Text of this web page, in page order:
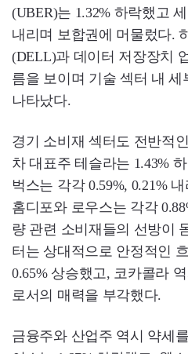
(UBER)는 1.32% 하락했고
내리며 보합권에 머물렀다.
(DELL)과 데이터 저장장치
름을 보이며 기술 섹터 내
나타났다.
경기 소비재 섹터도 전반적
차 대표주 테슬라는 1.43%
벅스는 각각 0.59%, 0.21%
홈디포와 로우스는 각각
량 관련 소비재들의 선방이
터는 상대적으로 안정적인
0.65% 상승했고, 코카콜라
로서의 매력을 부각했다.
금융주와 산업주 역시 약세